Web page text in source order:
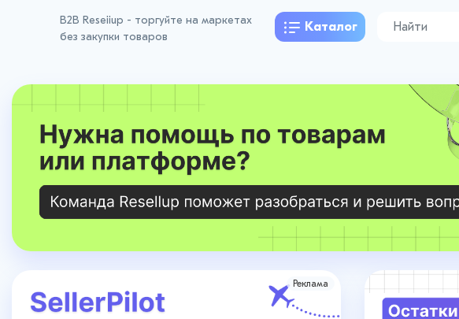
B2B Reseiiup - торгуйте на маркетах
без закупки товаров
Каталог
Реклама